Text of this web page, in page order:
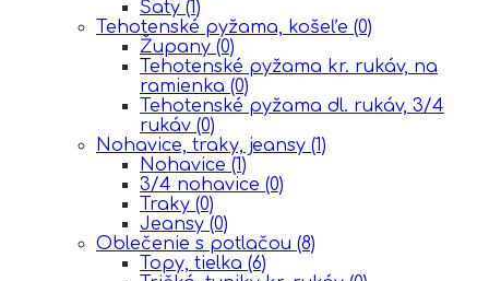
Šaty (1)
Tehotenské pyžama, košeľe (0)
Župany (0)
Tehotenské pyžama kr. rukáv, na
ramienka (0)
Tehotenské pyžama dl. rukáv, 3/4
rukáv (0)
Nohavice, traky, jeansy (1)
Nohavice (1)
3/4 nohavice (0)
Traky (0)
Jeansy (0)
Oblečenie s potlačou (8)
Topy, tielka (6)